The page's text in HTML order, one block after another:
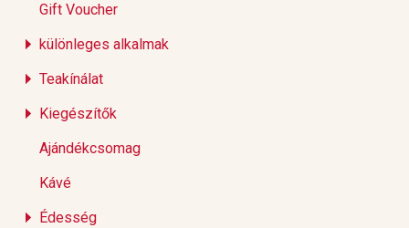
Gift Voucher
különleges alkalmak
Teakínálat
Kiegészítők
Ajándékcsomag
Kávé
Édesség